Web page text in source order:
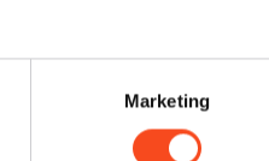
Marketing
gegevensdrager,
herroepingsrecht gebruik kan
de ondernemer deze